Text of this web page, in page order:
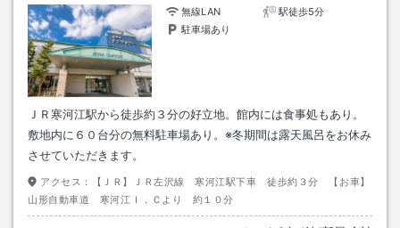
無線LAN
駅徒歩5分
駐車場あり
ＪＲ寒河江駅から徒歩約３分の好立地。館内には食事処もあり。
敷地内に６０台分の無料駐車場あり。※冬期間は露天風呂をお休み
させていただきます。
アクセス：
【ＪＲ】ＪＲ左沢線 寒河江駅下車 徒歩約３分 【お車】
山形自動車道 寒河江Ｉ．Ｃより 約１０分